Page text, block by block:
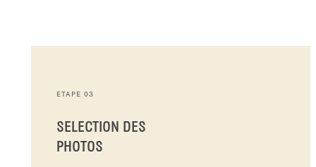
ETAPE 03
SELECTION DES
PHOTOS